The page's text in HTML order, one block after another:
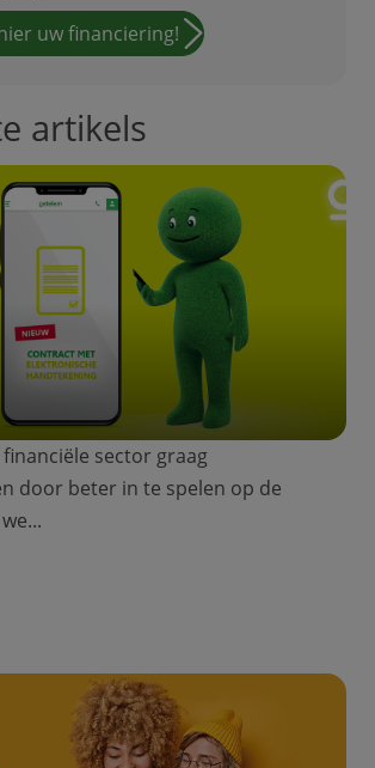
uw financiering!
artikels
sector graag
door beter in te spelen op de